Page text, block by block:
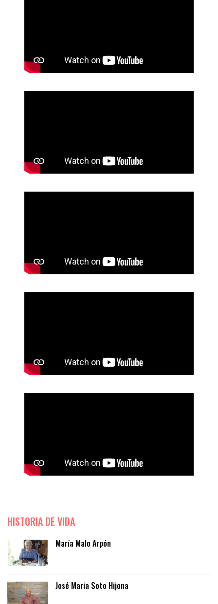
HISTORIA DE VIDA
María Malo Arpón
José Maria Soto Hijona